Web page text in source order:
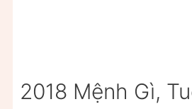
2018 Mệnh Gì,